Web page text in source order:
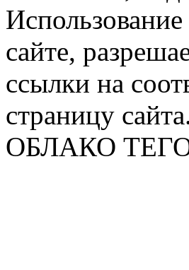
сайте,
ссылки на
страницу
ОБЛАКО